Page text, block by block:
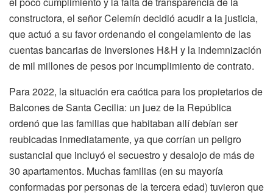
constructora, el señor Celemín decidió acudir a la justicia,
que actuó a su favor ordenando el congelamiento de las
cuentas bancarias de Inversiones H&H y la indemnización
de mil millones de pesos por incumplimiento de contrato.
Para 2022, la situación era caótica para los propietarios de
Balcones de Santa Cecilia: un juez de la República
ordenó que las familias que habitaban allí debían ser
reubicadas inmediatamente, ya que corrían un peligro
sustancial que incluyó el secuestro y desalojo de más de
30 apartamentos. Muchas familias (en su mayoría
conformadas por personas de la tercera edad) tuvieron que